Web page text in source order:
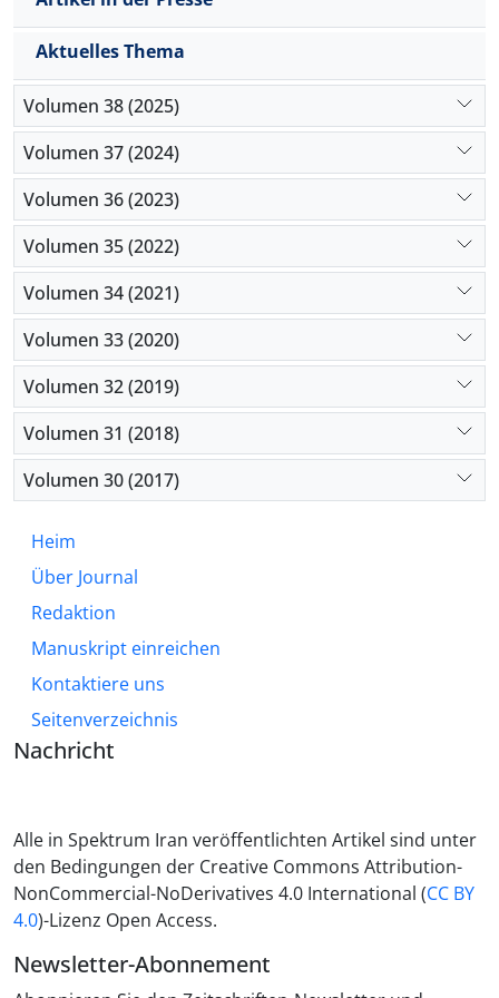
Aktuelles Thema
Volumen 38 (2025)
Volumen 37 (2024)
Volumen 36 (2023)
Volumen 35 (2022)
Volumen 34 (2021)
Volumen 33 (2020)
Volumen 32 (2019)
Volumen 31 (2018)
Volumen 30 (2017)
Heim
Über Journal
Redaktion
Manuskript einreichen
Kontaktiere uns
Seitenverzeichnis
Nachricht
Alle in Spektrum Iran veröffentlichten Artikel sind unter
den Bedingungen der Creative Commons Attribution-
NonCommercial-NoDerivatives 4.0 International (CC BY
4.0)-Lizenz Open Access.
Newsletter-Abonnement